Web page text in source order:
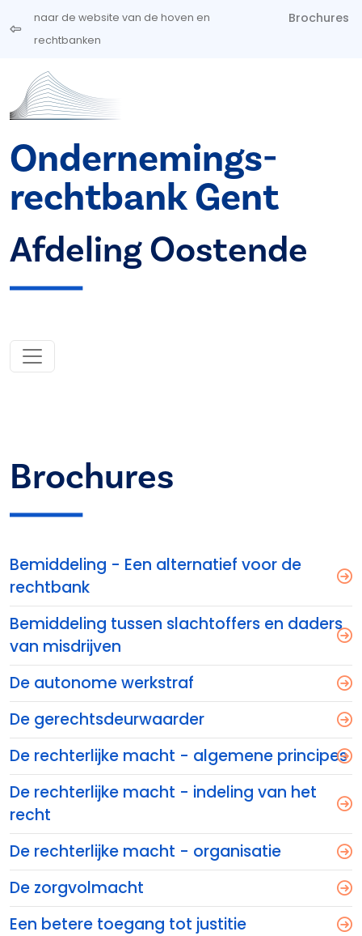
Overslaan en naar de inhoud gaan
naar de website van de hoven en
rechtbanken
Brochures
Ondernemings­
rechtbank Gent
Afdeling Oostende
Brochures
Bemiddeling - Een alternatief voor de
rechtbank
Bemiddeling tussen slachtoffers en daders
van misdrijven
De autonome werkstraf
De gerechtsdeurwaarder
De rechterlijke macht - algemene principes
De rechterlijke macht - indeling van het
recht
De rechterlijke macht - organisatie
De zorgvolmacht
Een betere toegang tot justitie